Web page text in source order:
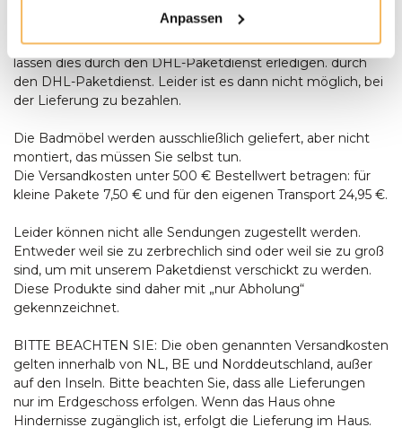
Anpassen
Ausstellungsraum. Kleinteile (wie z.B. Teaköl oder lose
Gartenkissen) liefern wir nicht persönlich aus, sondern
lassen dies durch den DHL-Paketdienst erledigen. durch
den DHL-Paketdienst. Leider ist es dann nicht möglich, bei
der Lieferung zu bezahlen.
Die Badmöbel werden ausschließlich geliefert, aber nicht
montiert, das müssen Sie selbst tun.
Die Versandkosten unter 500 € Bestellwert betragen: für
kleine Pakete 7,50 € und für den eigenen Transport 24,95 €.
Leider können nicht alle Sendungen zugestellt werden.
Entweder weil sie zu zerbrechlich sind oder weil sie zu groß
sind, um mit unserem Paketdienst verschickt zu werden.
Diese Produkte sind daher mit „nur Abholung“
gekennzeichnet.
BITTE BEACHTEN SIE: Die oben genannten Versandkosten
gelten innerhalb von NL, BE und Norddeutschland, außer
auf den Inseln. Bitte beachten Sie, dass alle Lieferungen
nur im Erdgeschoss erfolgen. Wenn das Haus ohne
Hindernisse zugänglich ist, erfolgt die Lieferung im Haus.